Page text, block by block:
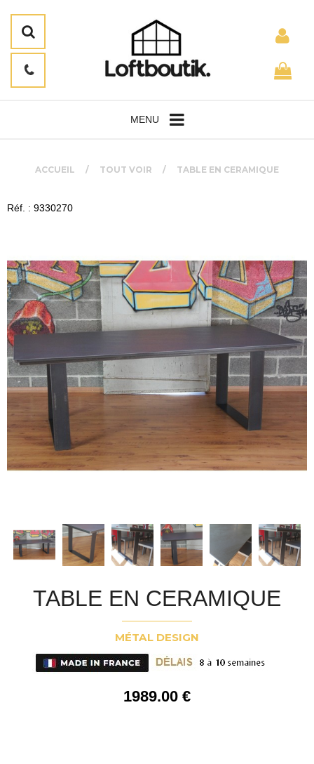
MENU
ACCUEIL TOUT VOIR TABLE EN CERAMIQUE
Réf. : 9330270
TABLE EN CERAMIQUE
MÉTAL DESIGN
1989.00 €